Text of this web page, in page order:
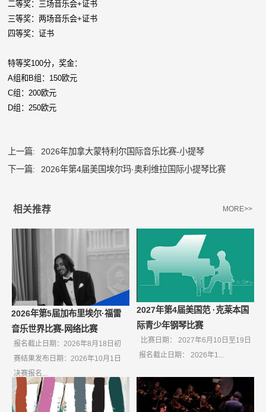
二等奖：三场音乐会+证书
三等奖：两场音乐会+证书
四等奖：证书
特等奖100分，奖金：
A组和B组：150欧元
C组：200欧元
D组：250欧元
上一篇:
2026年加拿大蒙特利尔国际音乐比赛-小提琴
下一篇:
2026年第4届美国埃尔玛·奥利维拉国际小提琴比赛
相关推荐 MORE>>
2026年第5届加布里埃尔·福雷
音乐世界比赛-网络比赛
报名截止日期：2026年8月18日初
赛结果发布日期：2026年10月1日
决赛报名...
2027年第4届美国范 ·克莱本国
际青少年钢琴比赛
比赛日期： 2027年6月10日至19日
报名截止日期： 2026年1...